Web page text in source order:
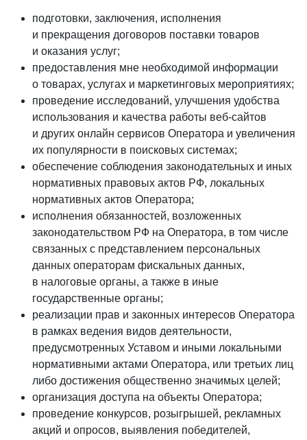
подготовки, заключения, исполнения
и прекращения договоров поставки товаров
и оказания услуг;
предоставления мне необходимой информации
о товарах, услугах и маркетинговых мероприятиях;
проведение исследований, улучшения удобства
использования и качества работы веб-сайтов
и других онлайн сервисов Оператора и увеличения
их популярности в поисковых системах;
обеспечение соблюдения законодательных и иных
нормативных правовых актов РФ, локальных
нормативных актов Оператора;
исполнения обязанностей, возложенных
законодательством РФ на Оператора, в том числе
связанных с представлением персональных
данных операторам фискальных данных,
в налоговые органы, а также в иные
государственные органы;
реализации прав и законных интересов Оператора
в рамках ведения видов деятельности,
предусмотренных Уставом и иными локальными
нормативными актами Оператора, или третьих лиц
либо достижения общественно значимых целей;
организация доступа на объекты Оператора;
проведение конкурсов, розыгрышей, рекламных
акций и опросов, выявления победителей,